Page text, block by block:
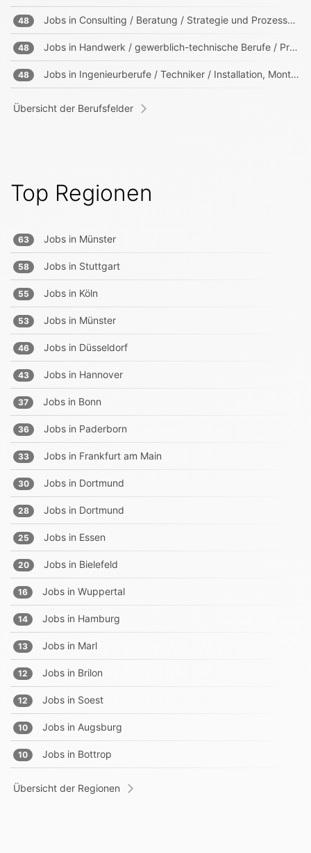
48 Jobs in Consulting / Beratung / Strategie und Prozessberater
48 Jobs in Handwerk / gewerblich-technische Berufe / Produktion
48 Jobs in Ingenieurberufe / Techniker / Installation, Montage, Wartung
Übersicht der Berufsfelder
Top Regionen
63 Jobs in Münster
58 Jobs in Stuttgart
55 Jobs in Köln
53 Jobs in Münster
46 Jobs in Düsseldorf
43 Jobs in Hannover
37 Jobs in Bonn
36 Jobs in Paderborn
33 Jobs in Frankfurt am Main
30 Jobs in Dortmund
28 Jobs in Dortmund
25 Jobs in Essen
20 Jobs in Bielefeld
16 Jobs in Wuppertal
14 Jobs in Hamburg
13 Jobs in Marl
12 Jobs in Brilon
12 Jobs in Soest
10 Jobs in Augsburg
10 Jobs in Bottrop
Übersicht der Regionen